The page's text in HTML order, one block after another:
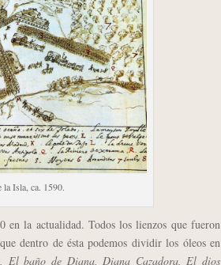
la Isla, ca. 1590.
en la actualidad. Todos los lienzos que fueron
dentro de ésta podemos dividir los óleos en
El baño de Diana, Diana Cazadora, El dios